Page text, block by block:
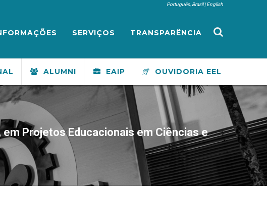
Português, Brasil English
SERVIÇOS TRANSPARÊNCIA
ALUMNI EAIP OUVIDORIA EEL
Projetos Educacionais em Ciências e